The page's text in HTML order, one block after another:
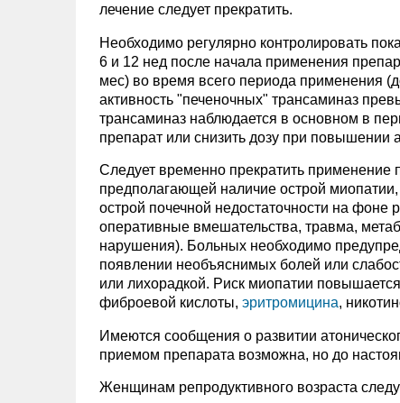
лечение следует прекратить.
Необходимо регулярно контролировать
6 и 12 нед после начала применения
мес) во время всего периода применения
активность "печеночных" трансаминаз
трансаминаз наблюдается в основном в
препарат или снизить дозу при
Следует временно прекратить применение
предполагающей наличие острой
острой почечной недостаточности на
оперативные вмешательства, травма,
нарушения). Больных необходимо
появлении необъяснимых болей или
или лихорадкой. Риск миопатии
фиброевой кислоты, эритромицина,
Имеются сообщения о развитии
приемом препарата возможна, но до
Женщинам репродуктивного возраста